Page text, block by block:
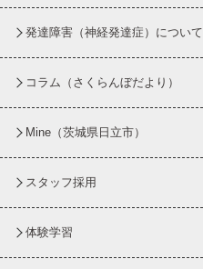
発達障害（神経発達症）について
コラム （さくらんぼだより）
Mine（茨城県日立市）
スタッフ採用
体験学習